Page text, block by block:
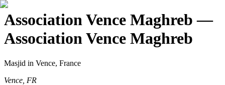
Association Vence Maghreb —
Association Vence Maghreb
Masjid in Vence, France
Vence, FR